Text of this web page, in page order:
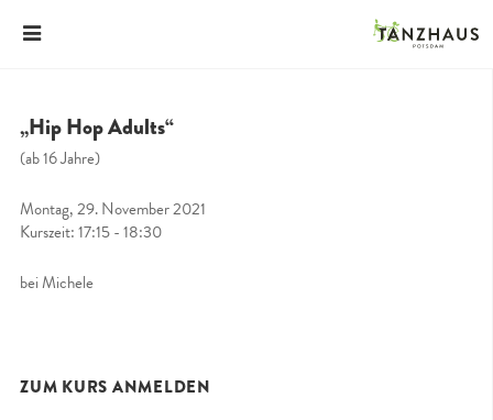
„Hip Hop Adults“
(ab 16 Jahre)
Montag, 29. November 2021
Kurszeit: 17:15 - 18:30
bei Michele
ZUM KURS ANMELDEN